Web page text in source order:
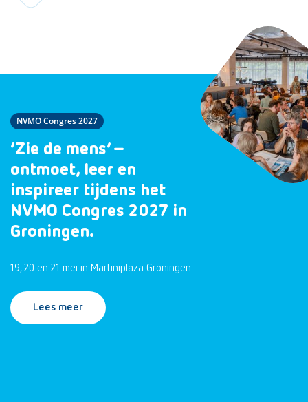
NVMO Congres 2027
‘Zie de mens’ –
ontmoet, leer en
inspireer tijdens het
NVMO Congres 2027 in
Groningen.
19, 20 en 21 mei in Martiniplaza Groningen
Lees meer